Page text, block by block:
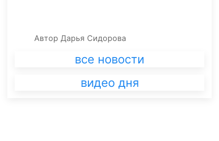
Автор Дарья Сидорова
все новости
видео дня